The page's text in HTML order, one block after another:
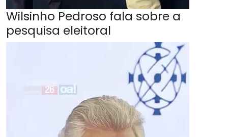
Wilsinho Pedroso fala sobre a
pesquisa eleitoral